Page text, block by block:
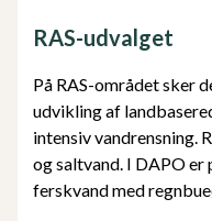
RAS-udvalget
På RAS-området sker
udvikling af
intensiv vandrensning.
og saltvand. I DAPO
ferskvand med